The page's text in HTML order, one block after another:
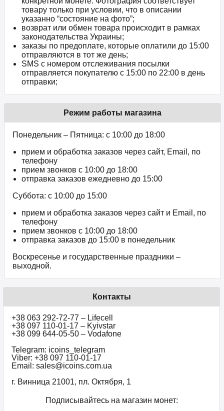
товару только при условии, что в описании
указанно “состояние на фото”;
возврат или обмен товара происходит в рамках
законодательства Украины;
заказы по предоплате, которые оплатили до 15:00
отправляются в тот же день;
SMS с номером отслеживания посылки
отправляется покупателю с 15:00 по 22:00 в день
отправки;
Режим работы магазина
Понедельник – Пятница: с 10:00 до 18:00
прием и обработка заказов через сайт, Email, по
телефону
прием звонков c 10:00 до 18:00
отправка заказов ежедневно до 15:00
Суббота: с 10:00 до 15:00
прием и обработка заказов через сайт и Email, по
телефону
прием звонков c 10:00 до 18:00
отправка заказов до 15:00 в понедельник
Воскресенье и государственные праздники –
выходной.
Контакты
+38 063 292-72-77 – Lifecell
+38 097 110-01-17 – Kyivstar
+38 099 644-05-50 – Vodafone
Telegram: icoins_telegram
Viber: +38 097 110-01-17
Email: sales@icoins.com.ua
г. Винница 21001, пл. Октября, 1
Подписывайтесь на магазин монет: